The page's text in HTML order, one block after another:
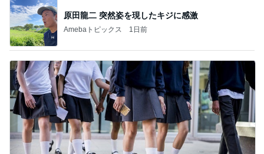
原田龍二 突然姿を現したキジに感激
Amebaトピックス 1日前